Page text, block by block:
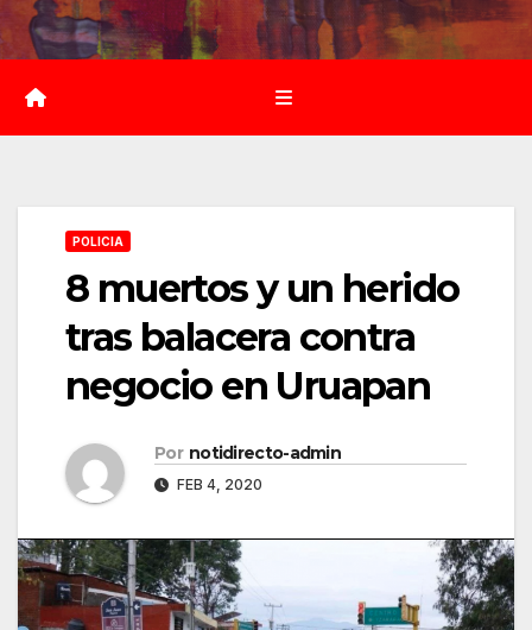
Saltar
al
contenido
POLICIA
8 muertos y un herido
tras balacera contra
negocio en Uruapan
Por notidirecto-admin
FEB 4, 2020